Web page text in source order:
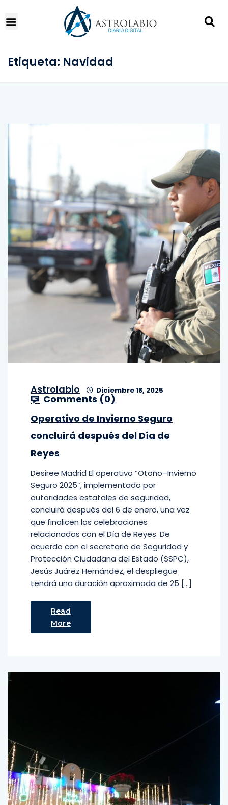
Etiqueta: Navidad
Astrolabio Diciembre 18, 2025
Comments (0)
Operativo de Invierno Seguro
concluirá después del Día de
Reyes
Desiree Madrid El operativo “Otoño–Invierno
Seguro 2025”, implementado por
autoridades estatales de seguridad,
concluirá después del 6 de enero, una vez
que finalicen las celebraciones
relacionadas con el Día de Reyes. De
acuerdo con el secretario de Seguridad y
Protección Ciudadana del Estado (SSPC),
Jesús Juárez Hernández, el despliegue
tendrá una duración aproximada de 25 […]
Read
More